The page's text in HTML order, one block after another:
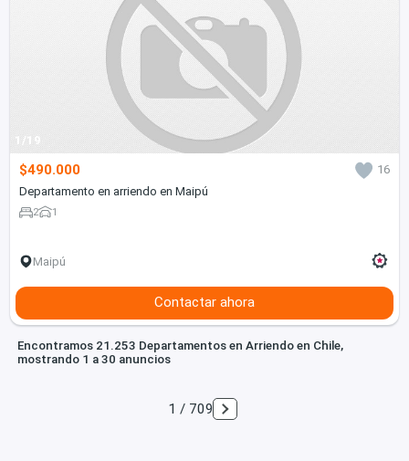
1/19
$490.000
16
Departamento en arriendo en Maipú
2 1
Maipú
Contactar ahora
Encontramos 21.253 Departamentos en Arriendo en Chile,
mostrando 1 a 30 anuncios
1 / 709